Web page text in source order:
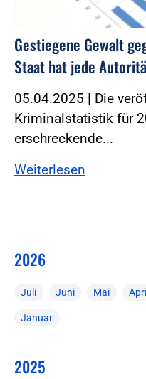
Gestiegene Gewalt
Staat hat jede
05.04.2025 | Die
Kriminalstatistik für
erschreckende...
Weiterlesen
2026
Juli Juni Mai April
Januar
2025